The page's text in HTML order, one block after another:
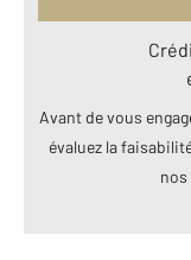
Avant de vous
évaluez la